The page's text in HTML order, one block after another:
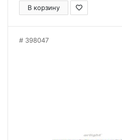
В корзину
398047